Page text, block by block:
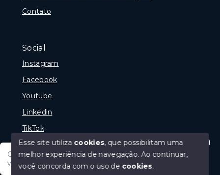
Contato
Social
Instagram
Facebook
Youtube
Linkedin
TikTok
© Copyright 2026 - Portal Melhor Oferta Imobiliaria -
Olá tudo bem posso te ajudar, tem um imóvel em
vista? Quer fazer a sua oferta?
Esse site utiliza cookies, que possibilitam uma
melhor experiência de navegação.Ao continuar,
você concorda com o uso de cookies.